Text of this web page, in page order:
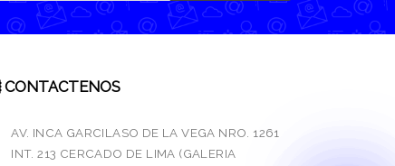
CONTACTENOS
AV. INCA GARCILASO DE LA VEGA NRO. 1261
INT. 213 CERCADO DE LIMA (GALERIA